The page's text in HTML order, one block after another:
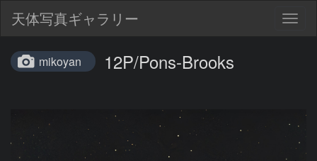
天体写真ギャラリー
mikoyan 12P/Pons-Brooks